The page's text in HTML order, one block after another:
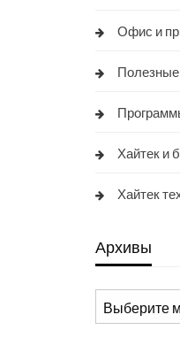
Офис и
Хайтек и
Хайтек
Архивы
Архивы